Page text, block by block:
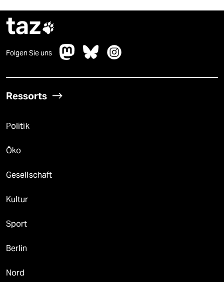
taz
Folgen Sie uns
Ressorts
Politik
Öko
Gesellschaft
Kultur
Sport
Berlin
Nord